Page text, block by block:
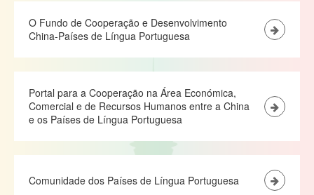
O Fundo de Cooperação e Desenvolvimento
China-Países de Língua Portuguesa
Portal para a Cooperação na Área Económica,
Comercial e de Recursos Humanos entre a China
e os Países de Língua Portuguesa
Comunidade dos Países de Língua Portuguesa